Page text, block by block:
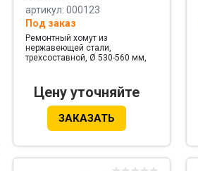
артикул: 000123
Под заказ
Ремонтный хомут из
нержавеющей стали,
трехсоставной, Ø 530-560 мм,
Цену уточняйте
ЗАКАЗАТЬ